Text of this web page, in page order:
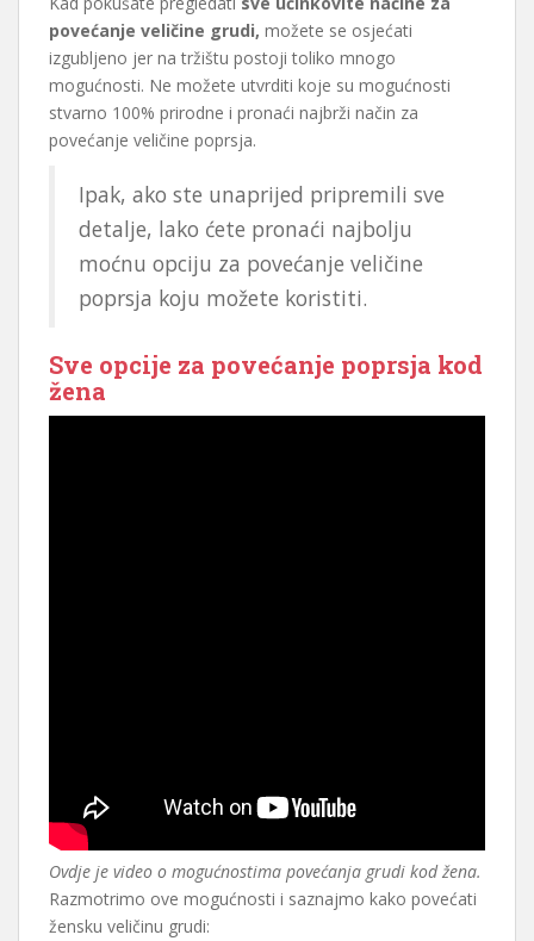
povećanje veličine grudi, možete se osjećati
izgubljeno jer na tržištu postoji toliko mnogo
mogućnosti. Ne možete utvrditi koje su mogućnosti
stvarno 100% prirodne i pronaći najbrži način za
povećanje veličine poprsja.
Ipak, ako ste unaprijed pripremili sve
detalje, lako ćete pronaći najbolju
moćnu opciju za povećanje veličine
poprsja koju možete koristiti.
Sve opcije za povećanje poprsja kod
žena
Ovdje je video o mogućnostima povećanja grudi kod žena.
Razmotrimo ove mogućnosti i saznajmo kako povećati
žensku veličinu grudi: